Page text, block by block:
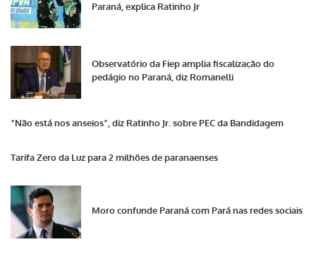
Paraná, explica Ratinho Jr
Observatório da Fiep amplia fiscalização do
pedágio no Paraná, diz Romanelli
“Não está nos anseios”, diz Ratinho Jr. sobre PEC da Bandidagem
Tarifa Zero da Luz para 2 milhões de paranaenses
Moro confunde Paraná com Pará nas redes sociais